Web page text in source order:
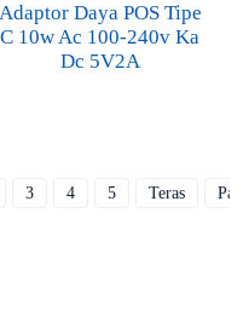
Adaptor Daya POS Tipe
C 10w Ac 100-240v Ka
Dc 5V2A
3 4 5 Teras